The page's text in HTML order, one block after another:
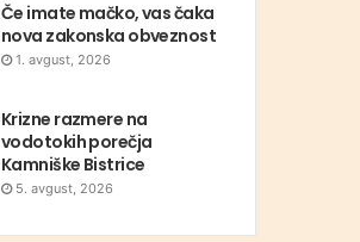
Če imate mačko, vas čaka
nova zakonska obveznost
1. avgust, 2026
Krizne razmere na
vodotokih porečja
Kamniške Bistrice
5. avgust, 2026